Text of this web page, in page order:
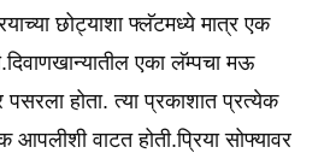
छोट्याशा फ्लॅटमध्ये मात्र एक
एका लॅम्पचा मऊ
होता. त्या प्रकाशात प्रत्येक
वाटत होती.प्रिया सोफ्यावर